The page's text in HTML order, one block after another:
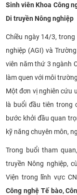
ĐÀO TẠO
ĐẢM BẢO CHẤT
KHOA HỌC
HTQT
CỰU NGƯỜI
Sinh viên Khoa Công
Di truyền Nông nghiệp
Chiều ngày 14/3,
nghiệp (AGI) và
viên năm thứ 3 ngành
làm quen với môi
Một đơn vị nghiên cứu
là buổi đầu tiên trong
bước khởi đầu quan
kỹ năng chuyên môn,
Trong buổi tham
truyền Nông nghiệp,
Viện trong lĩnh vực
Công nghệ Tế bào,